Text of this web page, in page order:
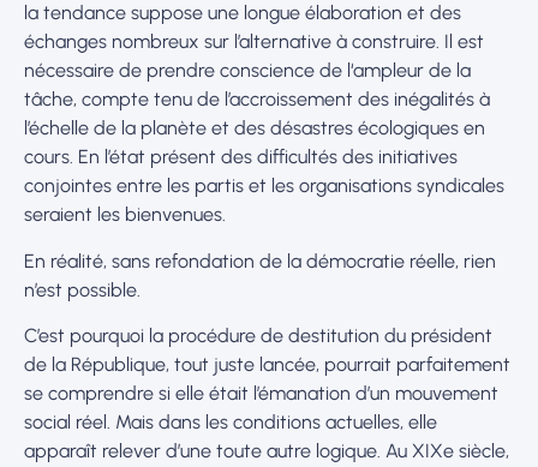
la tendance suppose une longue élaboration et des
échanges nombreux sur l’alternative à construire. Il est
nécessaire de prendre conscience de l‘ampleur de la
tâche, compte tenu de l’accroissement des inégalités à
l’échelle de la planète et des désastres écologiques en
cours. En l’état présent des difficultés des initiatives
conjointes entre les partis et les organisations syndicales
seraient les bienvenues.
En réalité, sans refondation de la démocratie réelle, rien
n’est possible.
C’est pourquoi la procédure de destitution du président
de la République, tout juste lancée, pourrait parfaitement
se comprendre si elle était l’émanation d’un mouvement
social réel. Mais dans les conditions actuelles, elle
apparaît relever d’une toute autre logique. Au XIXe siècle,